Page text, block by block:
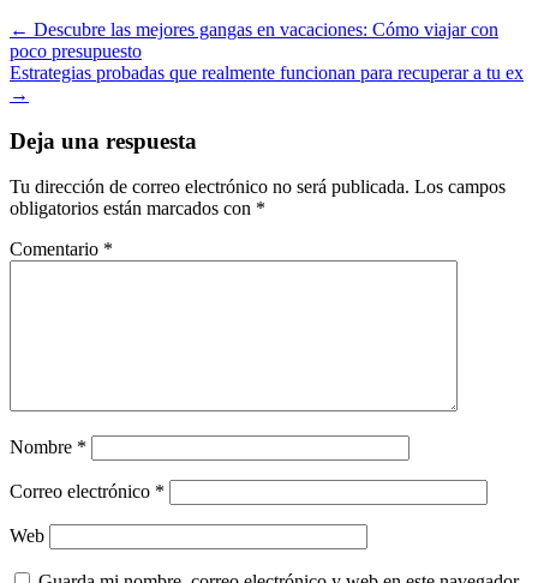
Navegación
de
entradas
← Descubre las mejores gangas en vacaciones: Cómo viajar con
poco presupuesto
Estrategias probadas que realmente funcionan para recuperar a tu ex
→
Deja una respuesta
Tu dirección de correo electrónico no será publicada. Los campos
obligatorios están marcados con *
Comentario *
Nombre *
Correo electrónico *
Web